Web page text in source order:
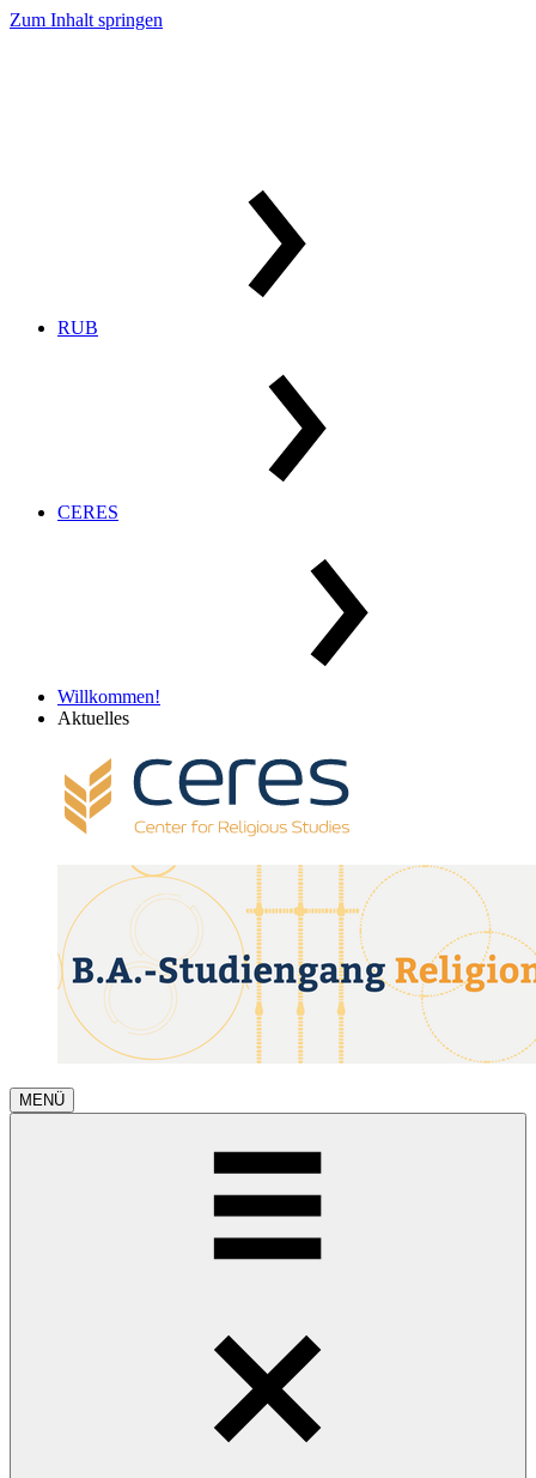
Zum Inhalt springen
RUB
CERES
Willkommen!
Aktuelles
MENÜ